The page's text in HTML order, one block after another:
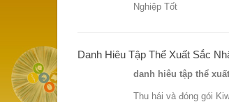
Nghiệp Tốt
Danh Hiêu Tập Thể Xuất Sắc
danh hiêu tập thể
Thu hái và đóng gói